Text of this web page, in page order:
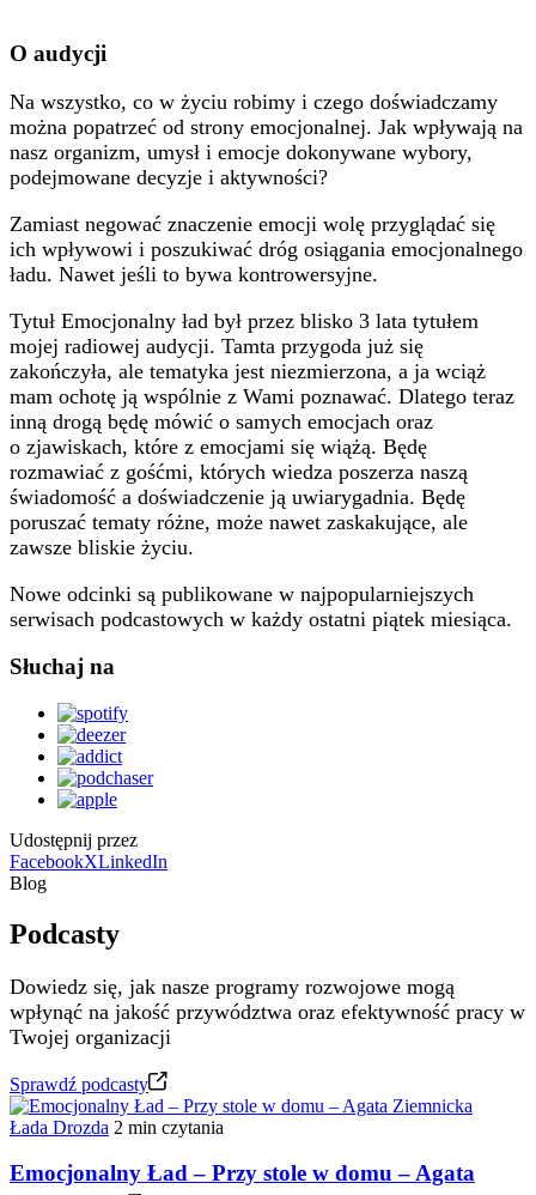
O audycji
Na wszystko, co w życiu robimy i czego doświadczamy
można popatrzeć od strony emocjonalnej. Jak wpływają na
nasz organizm, umysł i emocje dokonywane wybory,
podejmowane decyzje i aktywności?
Zamiast negować znaczenie emocji wolę przyglądać się
ich wpływowi i poszukiwać dróg osiągania emocjonalnego
ładu. Nawet jeśli to bywa kontrowersyjne.
Tytuł Emocjonalny ład był przez blisko 3 lata tytułem
mojej radiowej audycji. Tamta przygoda już się
zakończyła, ale tematyka jest niezmierzona, a ja wciąż
mam ochotę ją wspólnie z Wami poznawać. Dlatego teraz
inną drogą będę mówić o samych emocjach oraz
o zjawiskach, które z emocjami się wiążą. Będę
rozmawiać z gośćmi, których wiedza poszerza naszą
świadomość a doświadczenie ją uwiarygadnia. Będę
poruszać tematy różne, może nawet zaskakujące, ale
zawsze bliskie życiu.
Nowe odcinki są publikowane w najpopularniejszych
serwisach podcastowych w każdy ostatni piątek miesiąca.
Słuchaj na
Udostępnij przez
FacebookXLinkedIn
Blog
Podcasty
Dowiedz się, jak nasze programy rozwojowe mogą
wpłynąć na jakość przywództwa oraz efektywność pracy w
Twojej organizacji
Sprawdź podcasty
Łada Drozda 2 min czytania
Emocjonalny Ład – Przy stole w domu – Agata